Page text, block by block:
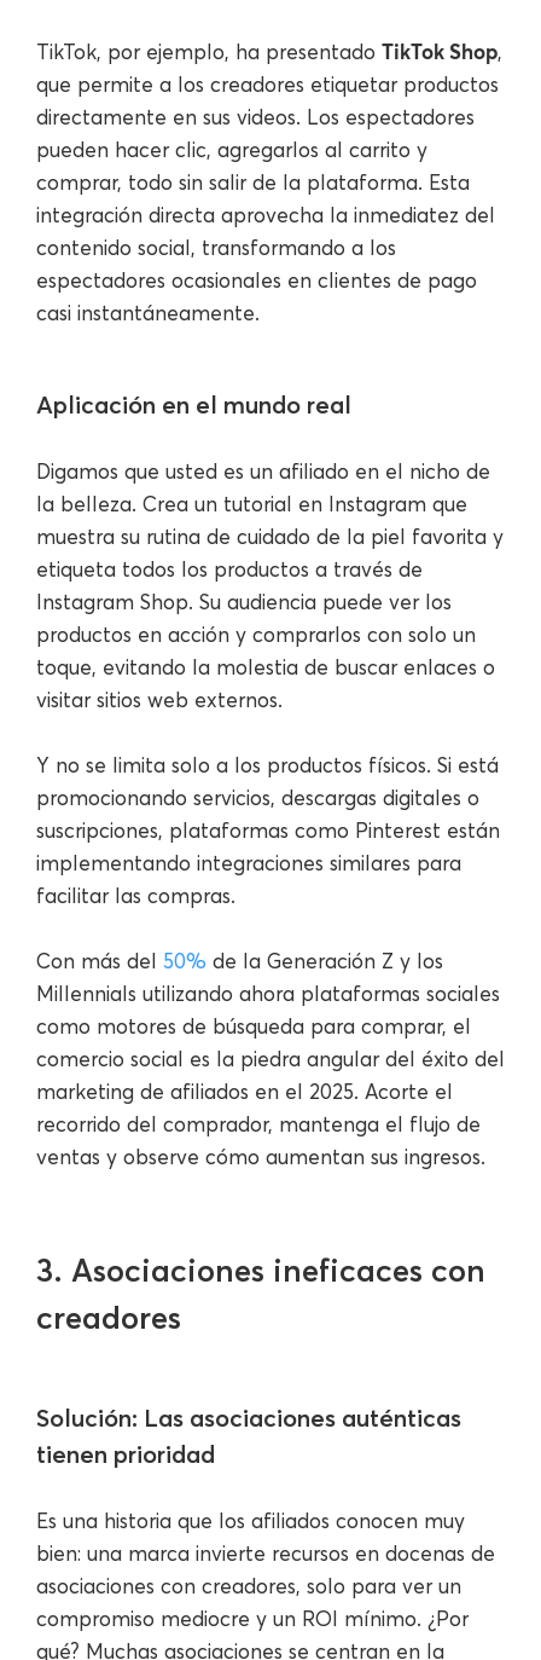
TikTok, por ejemplo, ha presentado TikTok Shop,
que permite a los creadores etiquetar productos
directamente en sus videos. Los espectadores
pueden hacer clic, agregarlos al carrito y
comprar, todo sin salir de la plataforma. Esta
integración directa aprovecha la inmediatez del
contenido social, transformando a los
espectadores ocasionales en clientes de pago
casi instantáneamente.
Aplicación en el mundo real
Digamos que usted es un afiliado en el nicho de
la belleza. Crea un tutorial en Instagram que
muestra su rutina de cuidado de la piel favorita y
etiqueta todos los productos a través de
Instagram Shop. Su audiencia puede ver los
productos en acción y comprarlos con solo un
toque, evitando la molestia de buscar enlaces o
visitar sitios web externos.
Y no se limita solo a los productos físicos. Si está
promocionando servicios, descargas digitales o
suscripciones, plataformas como Pinterest están
implementando integraciones similares para
facilitar las compras.
Con más del 50% de la Generación Z y los
Millennials utilizando ahora plataformas sociales
como motores de búsqueda para comprar, el
comercio social es la piedra angular del éxito del
marketing de afiliados en el 2025. Acorte el
recorrido del comprador, mantenga el flujo de
ventas y observe cómo aumentan sus ingresos.
3. Asociaciones ineficaces con
creadores
Solución: Las asociaciones auténticas
tienen prioridad
Es una historia que los afiliados conocen muy
bien: una marca invierte recursos en docenas de
asociaciones con creadores, solo para ver un
compromiso mediocre y un ROI mínimo. ¿Por
qué? Muchas asociaciones se centran en la